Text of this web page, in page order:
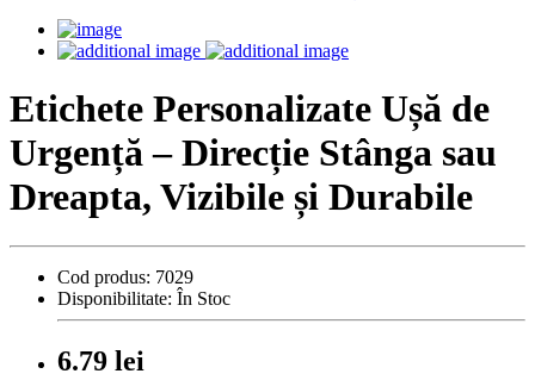
Etichete Personalizate Ușă de
Urgență – Direcție Stânga sau
Dreapta, Vizibile și Durabile
Cod produs: 7029
Disponibilitate: În Stoc
6.79 lei